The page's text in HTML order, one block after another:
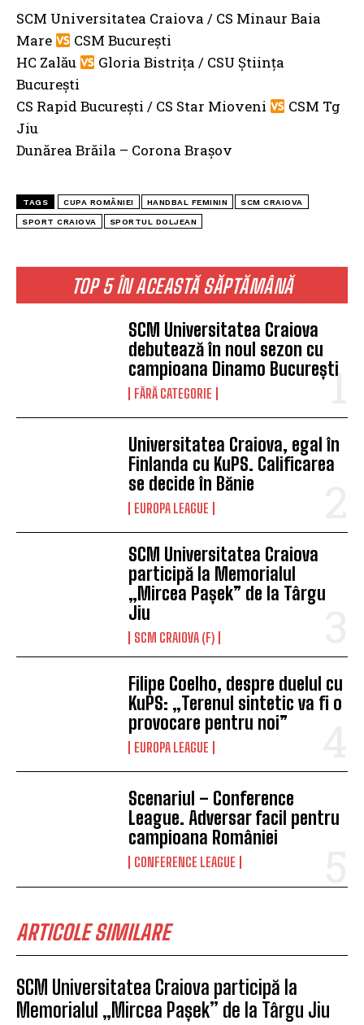
TOP 5 ÎN ACEASTĂ SĂPTĂMÂNĂ
SCM Universitatea Craiova
debutează în noul sezon cu
campioana Dinamo București
FĂRĂ CATEGORIE
Universitatea Craiova, egal în
Finlanda cu KuPS. Calificarea
se decide în Bănie
EUROPA LEAGUE
SCM Universitatea Craiova
participă la Memorialul
„Mircea Pașek” de la Târgu
Jiu
SCM CRAIOVA (F)
Filipe Coelho, despre duelul cu
KuPS: „Terenul sintetic va fi o
provocare pentru noi”
EUROPA LEAGUE
Scenariul – Conference
League. Adversar facil pentru
campioana României
CONFERENCE LEAGUE
ARTICOLE SIMILARE
SCM Universitatea Craiova participă la
Memorialul „Mircea Pașek” de la Târgu Jiu
SCM Universitatea Craiova / CS Minaur Baia
Mare
CSM București
HC Zalău
Gloria Bistrița / CSU Știința
București
CS Rapid București / CS Star Mioveni
CSM Tg
Jiu
Dunărea Brăila – Corona Brașov
TAGS CUPA ROMÂNIEI HANDBAL FEMININ SCM CRAIOVA
SPORT CRAIOVA SPORTUL DOLJEAN